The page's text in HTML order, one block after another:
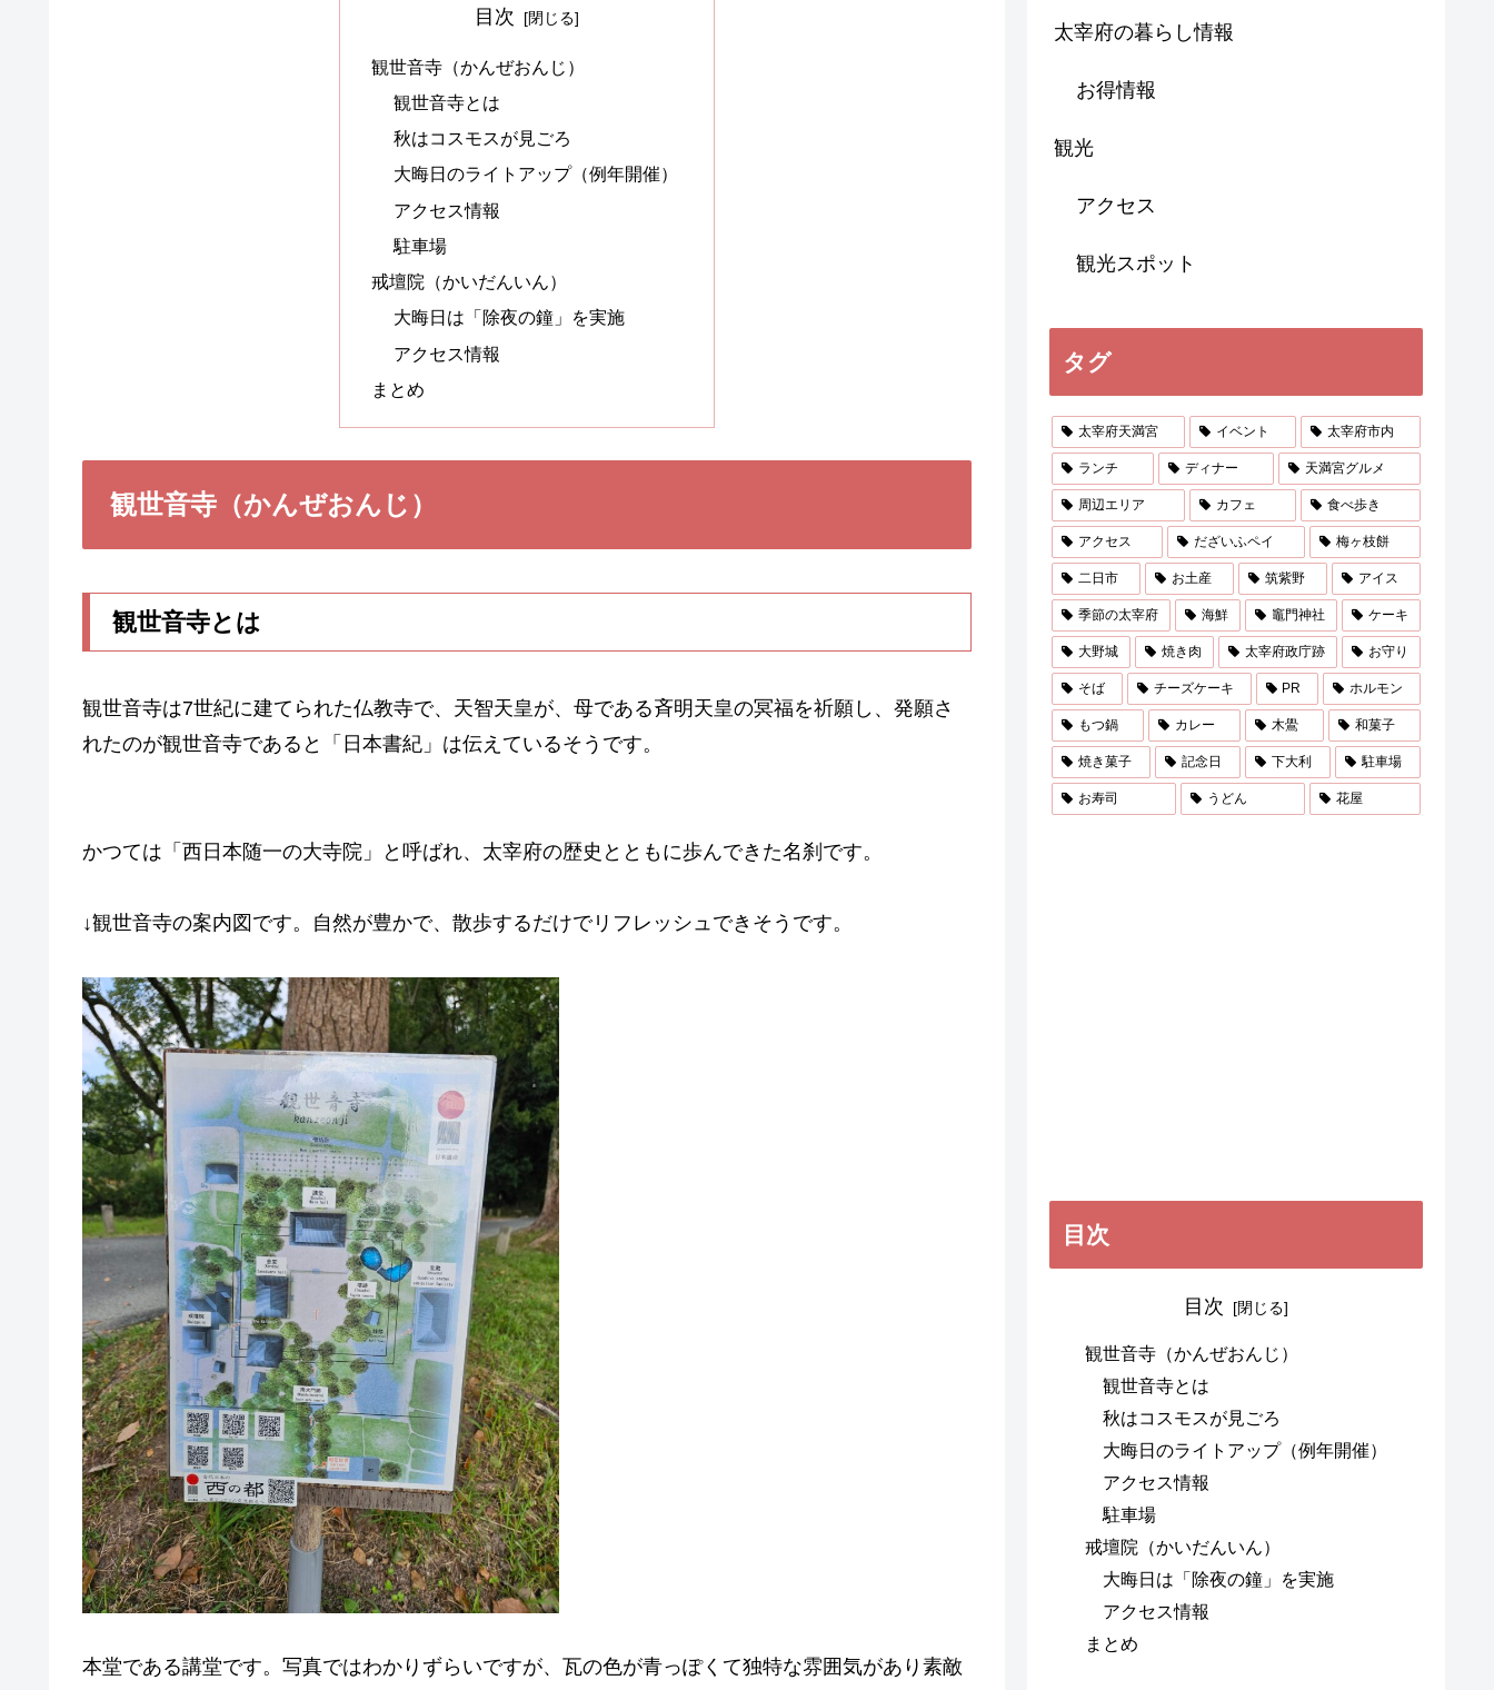
目次
観世音寺（かんぜおんじ）
観世音寺とは
秋はコスモスが見ごろ
大晦日のライトアップ（例年開催）
アクセス情報
駐車場
戒壇院（かいだんいん）
大晦日は「除夜の鐘」を実施
アクセス情報
まとめ
観世音寺（かんぜおんじ）
観世音寺とは
観世音寺は7世紀に建てられた仏教寺で、天智天皇が、母である斉明天皇の冥福を祈願し、発願さ
れたのが観世音寺であると「日本書紀」は伝えているそうです。
かつては「西日本随一の大寺院」と呼ばれ、太宰府の歴史とともに歩んできた名刹です。
↓観世音寺の案内図です。自然が豊かで、散歩するだけでリフレッシュできそうです。
本堂である講堂です。写真ではわかりずらいですが、瓦の色が青っぽくて独特な雰囲気があり素敵
太宰府の暮らし情報
お得情報
観光
アクセス
観光スポット
タグ
太宰府天満宮 イベント 太宰府市内
ランチ ディナー 天満宮グルメ
周辺エリア カフェ 食べ歩き
アクセス だざいふペイ 梅ヶ枝餅
二日市 お土産 筑紫野 アイス
季節の太宰府 海鮮 竈門神社 ケーキ
大野城 焼き肉 太宰府政庁跡 お守り
そば チーズケーキ PR ホルモン
もつ鍋 カレー 木鷽 和菓子
焼き菓子 記念日 下大利 駐車場
お寿司 うどん 花屋
目次
目次
観世音寺（かんぜおんじ）
観世音寺とは
秋はコスモスが見ごろ
大晦日のライトアップ（例年開催）
アクセス情報
駐車場
戒壇院（かいだんいん）
大晦日は「除夜の鐘」を実施
アクセス情報
まとめ